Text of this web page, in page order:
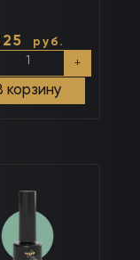
руб.
+
корзину